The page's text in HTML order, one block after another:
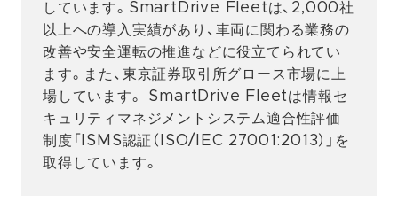
しています。SmartDrive Fleetは、2,000社
以上への導入実績があり、車両に関わる業務の
改善や安全運転の推進などに役立てられてい
ます。また、東京証券取引所グロース市場に上
場しています。 SmartDrive Fleetは情報セ
キュリティマネジメントシステム適合性評価
制度「ISMS認証（ISO/IEC 27001:2013）」を
取得しています。